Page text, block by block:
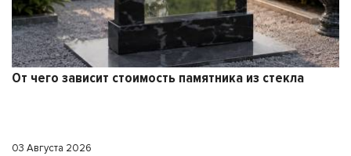
От чего зависит стоимость памятника из стекла
03 Августа 2026